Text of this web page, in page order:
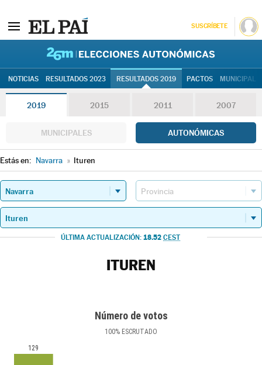
SUSCRÍBETE
NOTICIAS RESULTADOS 2023 RESULTADOS 2019 PACTOS
2019 2015 2011 2007
MUNICIPALES AUTONÓMICAS
Estás en: Navarra » Ituren
ÚLTIMA ACTUALIZACIÓN: 18.52 CEST
ITUREN
Número de votos
100% ESCRUTADO
129